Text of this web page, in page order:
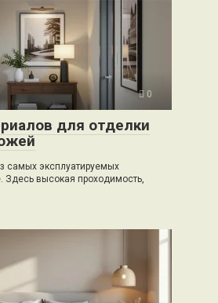
0
для отделки
самых эксплуатируемых
высокая проходимость,